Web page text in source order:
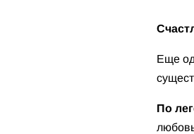
Еще
По